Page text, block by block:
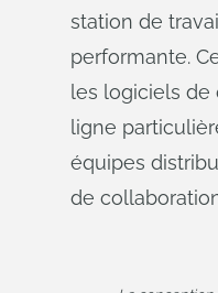
station de
performante.
les logiciels de
ligne
équipes
de